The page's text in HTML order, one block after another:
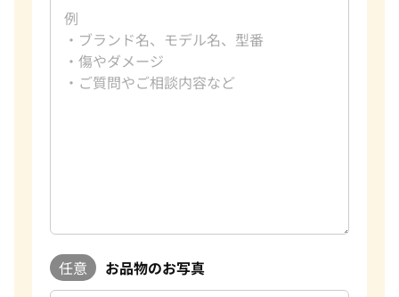
任意 お品物のお写真